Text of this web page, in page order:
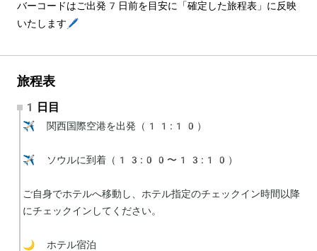
バーコードはご出発7日前を目安に「確定した旅程表」に反映
いたします🖊️
旅程表
1日目
✈️ 関西国際空港を出発（11:10）
✈️ ソウルに到着（13:00〜13:10）
ご自身でホテルへ移動し、ホテル指定のチェックイン時間以降
にチェックインしてください。
🌙 ホテル宿泊